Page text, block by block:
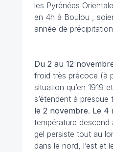
les Pyrénées
en 4h à Boulou ,
année de
Du 2 au 12
froid très précoce (à
situation qu’en 1919
s’étendent à
le 2 novembre. Le 4
température
gel persiste tout au
dans le nord, l’est et